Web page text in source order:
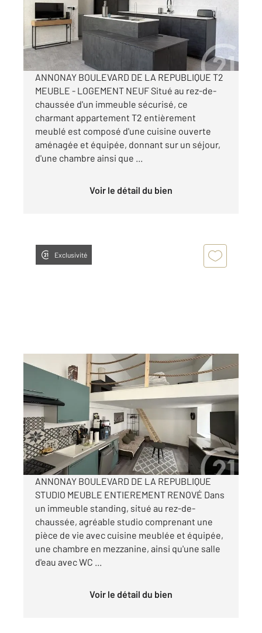
Appartement T2 à louer
850 €
par mois charges comprises
ANNONAY BOULEVARD DE LA REPUBLIQUE T2
MEUBLE - LOGEMENT NEUF Situé au rez-de-
chaussée d'un immeuble sécurisé, ce
charmant appartement T2 entièrement
meublé est composé d'une cuisine ouverte
aménagée et équipée, donnant sur un séjour,
d'une chambre ainsi que ...
Voir le détail du bien
Exclusivité
ANNONAY 07
20,24 m2, 2 pièces
Ref : 5253
Appartement T2 à louer
650 €
par mois charges comprises
ANNONAY BOULEVARD DE LA REPUBLIQUE
STUDIO MEUBLE ENTIEREMENT RENOVÉ Dans
un immeuble standing, situé au rez-de-
chaussée, agréable studio comprenant une
pièce de vie avec cuisine meublée et équipée,
une chambre en mezzanine, ainsi qu'une salle
d'eau avec WC ...
Voir le détail du bien